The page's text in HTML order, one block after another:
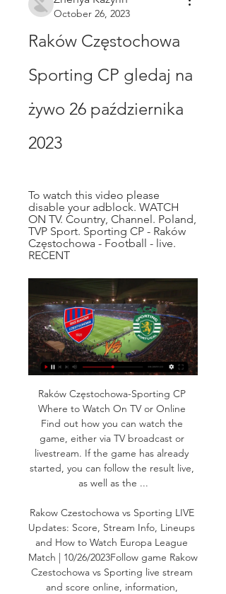
October 26, 2023
Raków Częstochowa
Sporting CP gledaj na
żywo 26 października
2023
To watch this video please
disable your adblock. WATCH
ON TV. Country, Channel. Poland,
TVP Sport. Sporting CP - Raków
Częstochowa - Football - live.
RECENT
Raków Częstochowa-Sporting CP
Where to Watch On TV or Online
Find out how you can watch the
game, either via TV broadcast or
livestream. If the game has already
started, you can follow the result live,
as well as the ...
Rakow Czestochowa vs Sporting LIVE
Updates: Score, Stream Info, Lineups
and How to Watch Europa League
Match | 10/26/2023Follow game Rakow
Czestochowa vs Sporting live stream
and score online, information,